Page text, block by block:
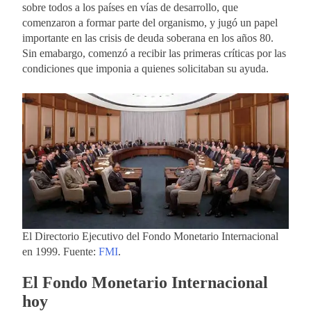
sobre todos a los países en vías de desarrollo, que
comenzaron a formar parte del organismo, y jugó un papel
importante en las crisis de deuda soberana en los años 80.
Sin emabargo, comenzó a recibir las primeras críticas por las
condiciones que imponia a quienes solicitaban su ayuda.
El Directorio Ejecutivo del Fondo Monetario Internacional
en 1999. Fuente: FMI.
El Fondo Monetario Internacional
hoy